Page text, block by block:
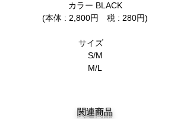
カラー BLACK
(本体 : 2,800円 税 : 280円)
サイズ
S/M
M/L
関連商品